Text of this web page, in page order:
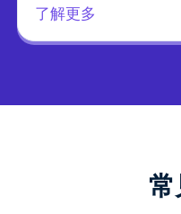
了解更多